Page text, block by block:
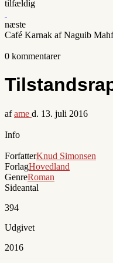
tilfældig
næste
Café Karnak af Naguib
0 kommentarer
afame d. 13. juli 2016
Info
ForfatterKnud Simonsen
ForlagHovedland
GenreRoman
Sideantal
394
Udgivet
2016